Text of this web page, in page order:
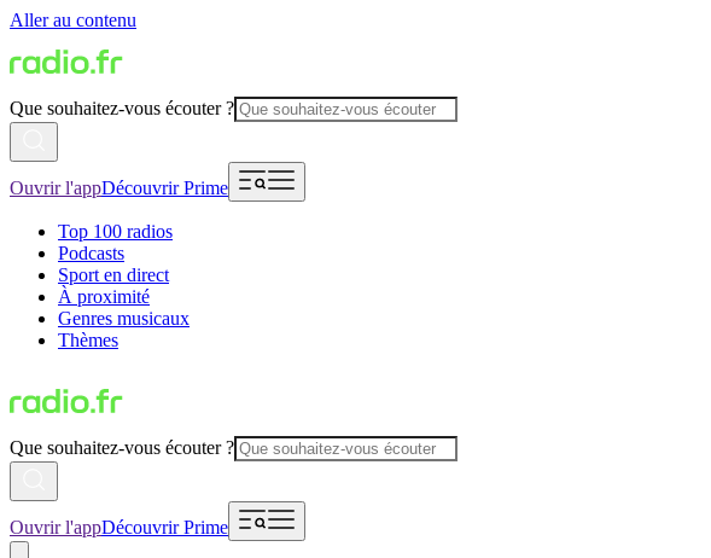
Aller au contenu
Que souhaitez-vous écouter ?
Ouvrir l'appDécouvrir Prime
Top 100 radios
Podcasts
Sport en direct
À proximité
Genres musicaux
Thèmes
Que souhaitez-vous écouter ?
Ouvrir l'appDécouvrir Prime